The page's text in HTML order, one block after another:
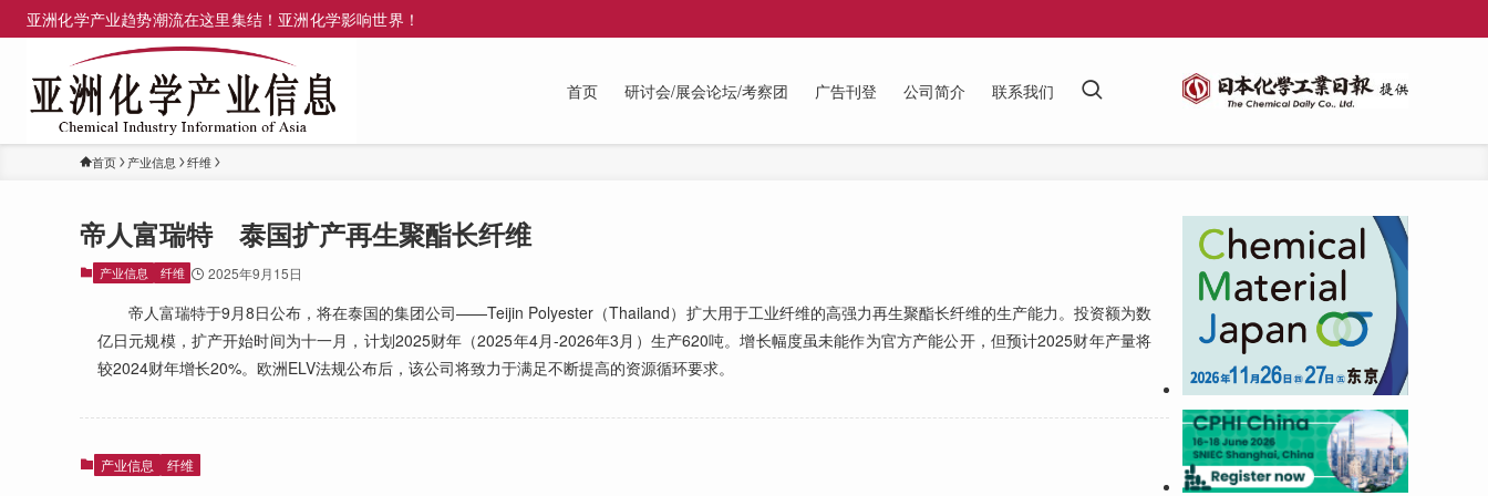
亚洲化学产业趋势潮流在这里集结！亚洲化学影响世界！
首页 研讨会/展会论坛/考察团 广告刊登 公司简介 联系我们
首页 产业信息 纤维
帝人富瑞特 泰国扩产再生聚酯长纤维
产业信息 纤维 2025年9月15日
帝人富瑞特于9月8日公布，将在泰国的集团公司——Teijin Polyester（Thailand）扩大用于工业纤维的高强力再生聚酯长纤维的生产能力。投资额为数
亿日元规模，扩产开始时间为十一月，计划2025财年（2025年4月-2026年3月）生产620吨。增长幅度虽未能作为官方产能公开，但预计2025财年产量将
较2024财年增长20%。欧洲ELV法规公布后，该公司将致力于满足不断提高的资源循环要求。
产业信息 纤维